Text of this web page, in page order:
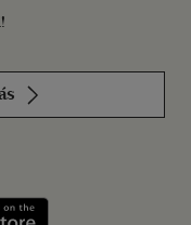
meg: Google